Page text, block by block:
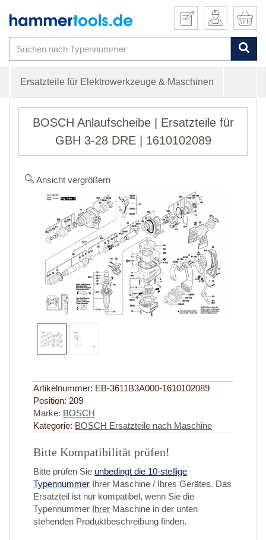
Ersatzteile für Elektrowerkzeuge & Maschinen
BOSCH Anlaufscheibe | Ersatzteile für
GBH 3-28 DRE | 1610102089
Ansicht vergrößern
Artikelnummer: EB-3611B3A000-1610102089
Position: 209
Marke: BOSCH
Kategorie: BOSCH Ersatzteile nach Maschine
Bitte Kompatibilität prüfen!
Bitte prüfen Sie unbedingt die 10-stellige
Typennummer Ihrer Maschine / Ihres Gerätes. Das
Ersatzteil ist nur kompatibel, wenn Sie die
Typennummer Ihrer Maschine in der unten
stehenden Produktbeschreibung finden.